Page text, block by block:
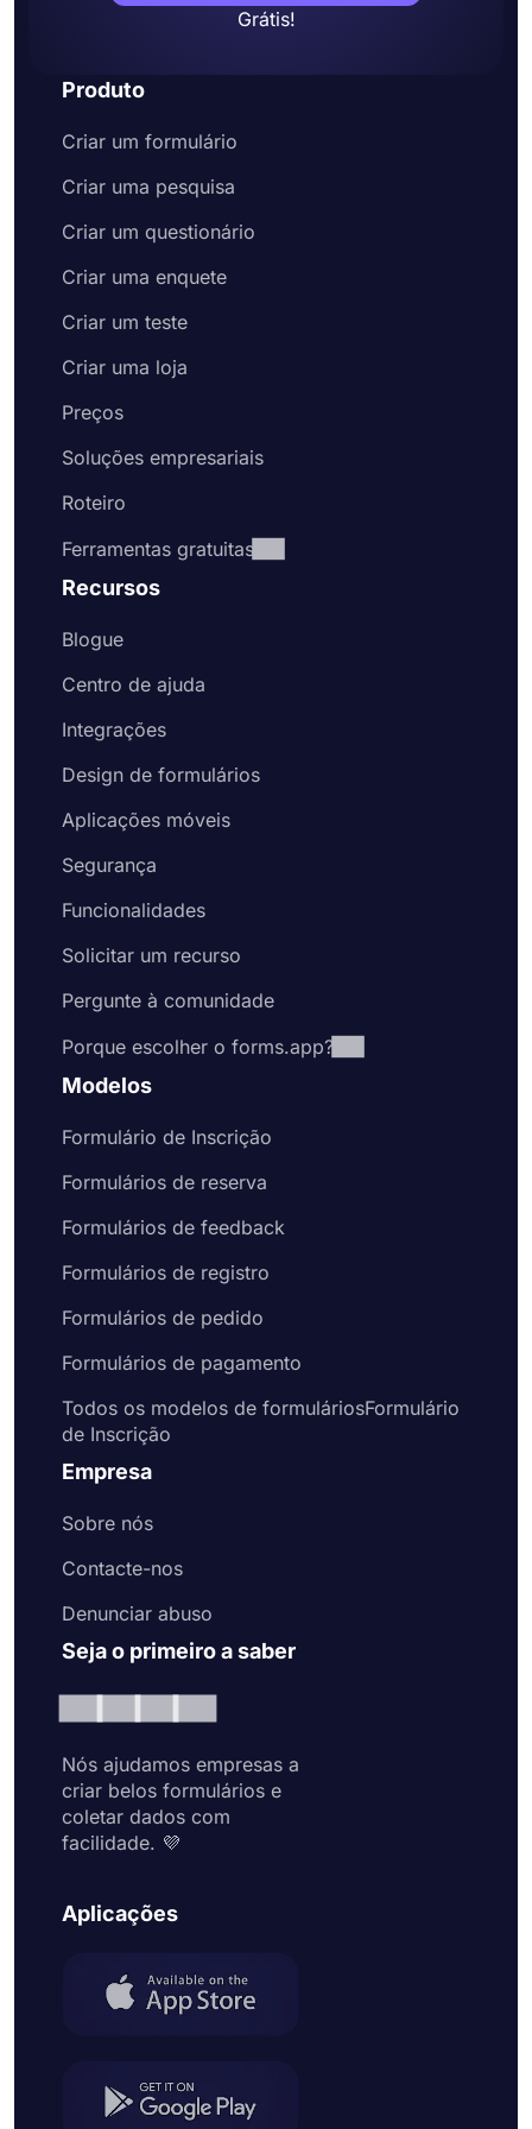
Grátis!
Produto
Criar um formulário
Criar uma pesquisa
Criar um questionário
Criar uma enquete
Criar um teste
Criar uma loja
Preços
Soluções empresariais
Roteiro
Ferramentas gratuitas
Recursos
Blogue
Centro de ajuda
Integrações
Design de formulários
Aplicações móveis
Segurança
Funcionalidades
Solicitar um recurso
Pergunte à comunidade
Porque escolher o forms.app?
Modelos
Formulário de Inscrição
Formulários de reserva
Formulários de feedback
Formulários de registro
Formulários de pedido
Formulários de pagamento
Todos os modelos de formuláriosFormulário
de Inscrição
Empresa
Sobre nós
Contacte-nos
Denunciar abuso
Seja o primeiro a saber
Nós ajudamos empresas a
criar belos formulários e
coletar dados com
facilidade. 💜
Aplicações